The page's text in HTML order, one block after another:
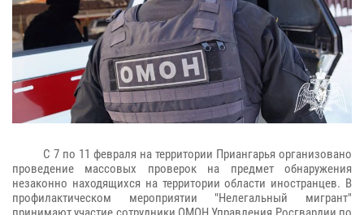
С 7 по 11 февраля на территории Приангарья организовано
проведение массовых проверок на предмет обнаружения
незаконно находящихся на территории области иностранцев. В
профилактическом мероприятии "Нелегальный мигрант"